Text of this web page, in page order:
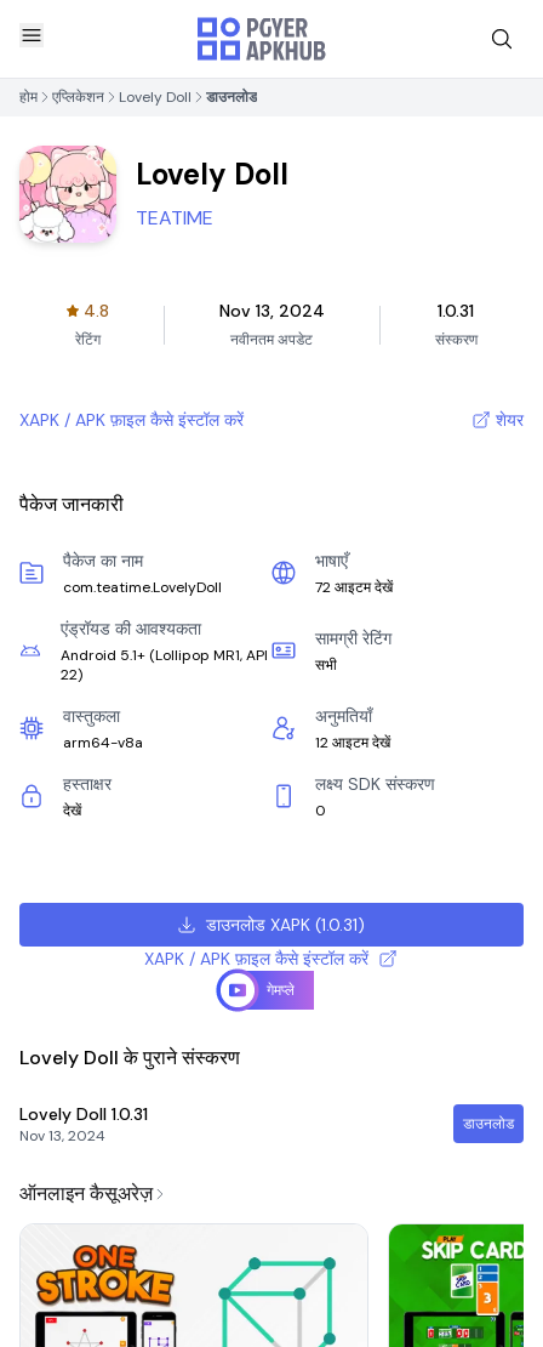
होम एप्लिकेशन Lovely Doll डाउनलोड
Lovely Doll
TEATIME
4.8
रेटिंग
Nov 13, 2024
नवीनतम अपडेट
1.0.31
संस्करण
XAPK / APK फ़ाइल कैसे इंस्टॉल करें शेयर
पैकेज जानकारी
पैकेज का नाम
com.teatime.LovelyDoll
भाषाएँ
72 आइटम देखें
एंड्रॉयड की आवश्यकता
Android 5.1+ (Lollipop MR1, API
22)
सामग्री रेटिंग
सभी
वास्तुकला
arm64-v8a
अनुमतियाँ
12 आइटम देखें
हस्ताक्षर
देखें
लक्ष्य SDK संस्करण
0
डाउनलोड XAPK (1.0.31)
XAPK / APK फ़ाइल कैसे इंस्टॉल करें
गेमप्ले
Lovely Doll के पुराने संस्करण
Lovely Doll 1.0.31
Nov 13, 2024
डाउनलोड
ऑनलाइन कैसूअरेज़